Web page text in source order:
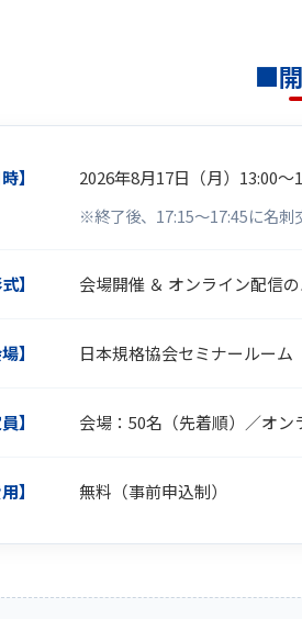
■
】
2026年8月17日（月）13:00～
※終了後、17:15～17:45に名刺
】 会場開催 ＆ オンライン配信
】 日本規格協会セミナールーム
】 会場：50名（先着順）／オン
】 無料（事前申込制）